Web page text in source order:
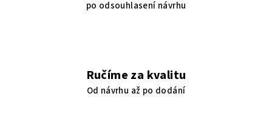
po odsouhlasení návrhu
Ručíme za kvalitu
Od návrhu až po dodání